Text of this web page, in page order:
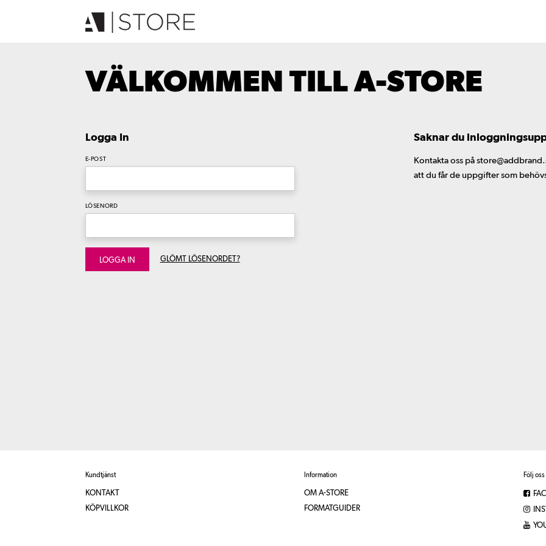
VÄLKOMMEN TILL A-STORE
Logga In
E-POST
LÖSENORD
LOGGA IN GLÖMT LÖSENORDET?
Saknar du
Kontakta oss på
att du får de uppgifter som
Kundtjänst
KONTAKT
KÖPVILLKOR
Information
OM A-STORE
FORMATGUIDER
Följ oss